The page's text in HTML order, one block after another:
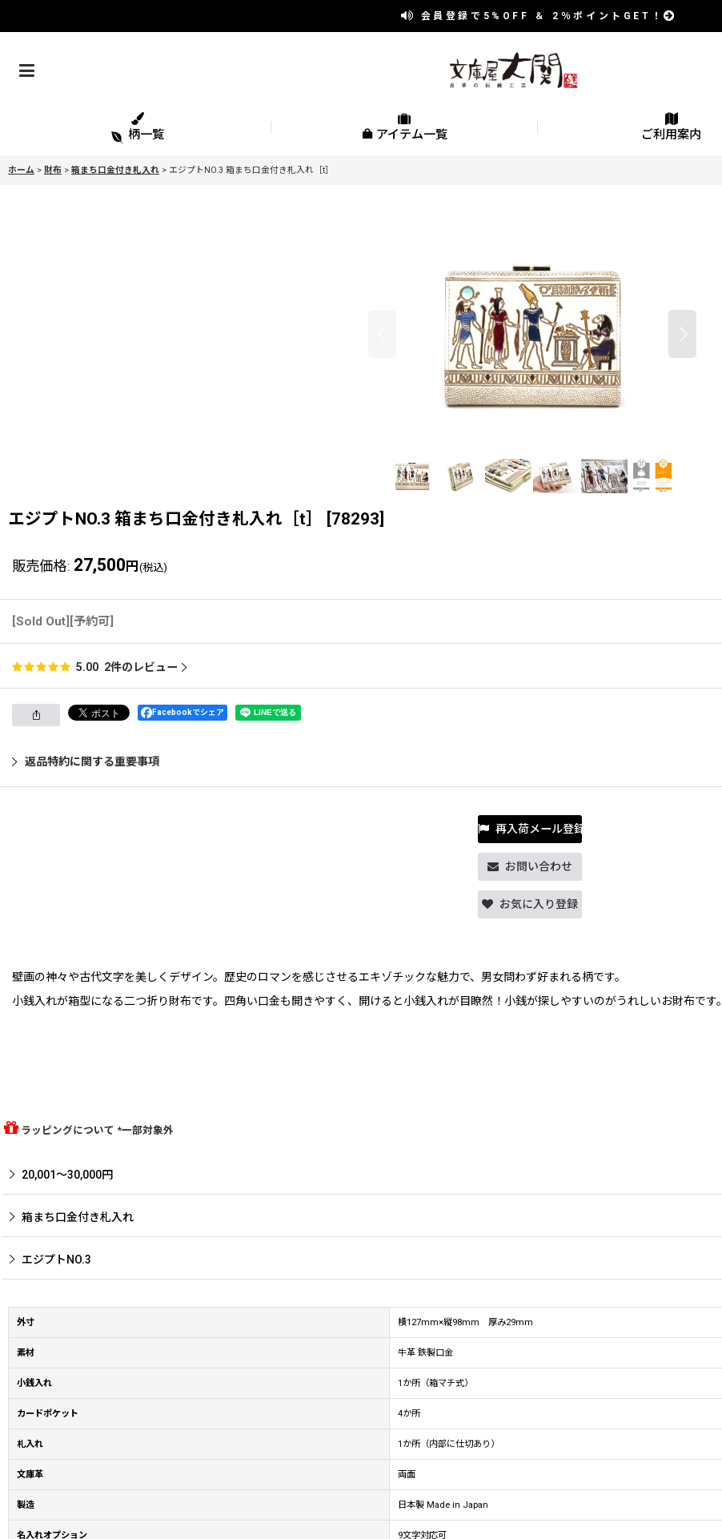
会員登録で 5%OFF ＆ 2％ポイントGET！
柄一覧 アイテム一覧 ご利用案内
ホーム > 財布 > 箱まち口金付き札入れ > エジプトNO.3 箱まち口金付き札入れ［t］
エジプトNO.3 箱まち口金付き札入れ［t］ 78293
販売価格: 27,500 円 (税込)
[Sold Out][予約可]
5.00 2件のレビュー
Facebookでシェア
返品特約に関する重要事項
再入荷メール登録
お問い合わせ
お気に入り登録
壁画の神々や古代文字を美しくデザイン。歴史のロマンを感じさせるエキゾチックな魅力で、男女問わず好まれる柄です。
小銭入れが箱型になる二つ折り財布です。四角い口金も開きやすく、開けると小銭入れが目瞭然！小銭が探しやすいのがうれしいお財布です。
ラッピングについて *一部対象外
20,001〜30,000円
箱まち口金付き札入れ
エジプトNO.3
外寸 横127mm×縦98mm 厚み29mm
素材 牛革 鉄製口金
小銭入れ 1か所（箱マチ式）
カードポケット 4か所
札入れ 1か所（内部に仕切あり）
文庫革 両面
製造 日本製 Made in Japan
名入れオプション 9文字対応可